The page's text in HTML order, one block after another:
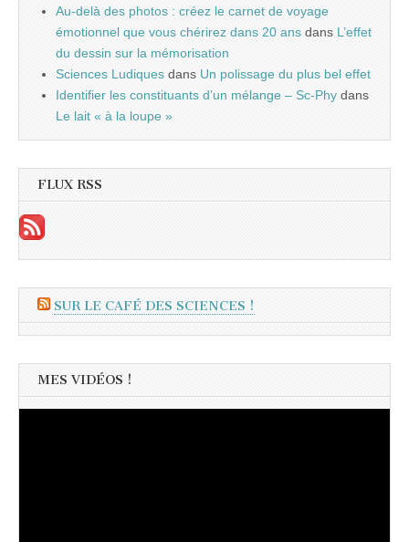
Au-delà des photos : créez le carnet de voyage
émotionnel que vous chérirez dans 20 ans dans L’effet
du dessin sur la mémorisation
Sciences Ludiques dans Un polissage du plus bel effet
Identifier les constituants d’un mélange – Sc-Phy dans
Le lait « à la loupe »
FLUX RSS
SUR LE CAFÉ DES SCIENCES !
MES VIDÉOS !